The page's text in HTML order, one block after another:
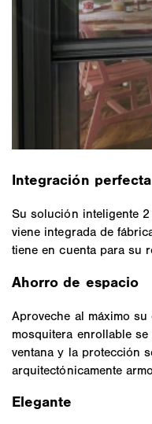
Integración perfecta
Su solución inteligente
viene integrada de
tiene en cuenta para su
Ahorro de espacio
Aproveche al máximo
mosquitera enrollable
ventana y la protección
arquitectónicamente
Elegante